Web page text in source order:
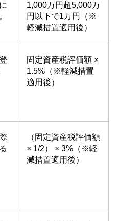
1,000万円超5,000万
円以下で1万円（※
軽減措置適用後）
固定資産税評価額 ×
1.5%（※軽減措置
適用後）
（固定資産税評価額
× 1/2） × 3%（※軽
減措置適用後）